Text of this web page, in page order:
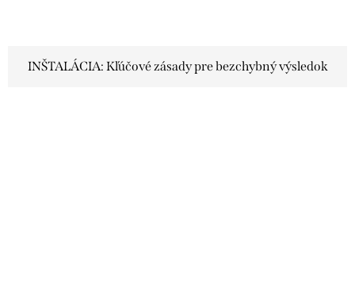
INŠTALÁCIA: Kľúčové zásady pre bezchybný výsledok